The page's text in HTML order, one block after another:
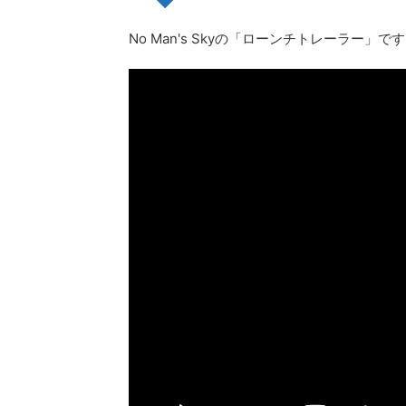
No Man's Skyの「ローンチトレーラー」で